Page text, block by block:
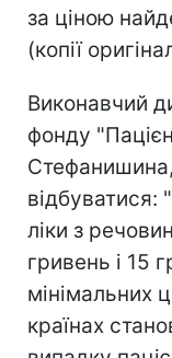
за ціною
(копії
Виконавчий
фонду
відбуватися:
ліки з
гривень і 15
мінімальних
країнах